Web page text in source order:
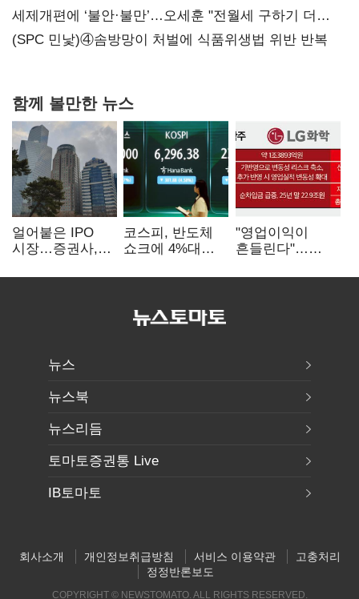
지지도 '50% 아래로'(종합)
세제개편에 ‘불안·불만’…오세훈 "전월세 구하기 더
힘들어질 것"
(SPC 민낯)④솜방망이 처벌에 식품위생법 위반 반복
함께 볼만한 뉴스
얼어붙은 IPO
시장…증권사,
전쟁' 기대
코스피, 반도체
쇼크에 4%대
5거래일째 상승
"영업이익이
흔들린다"…
18에 취약
뉴스
뉴스북
뉴스리듬
토마토증권통 Live
IB토마토
회사소개 개인정보취급방침 서비스 이용약관
고충처리
정정반론보도
COPYRIGHT © NEWSTOMATO. ALL RIGHTS RESERVED.